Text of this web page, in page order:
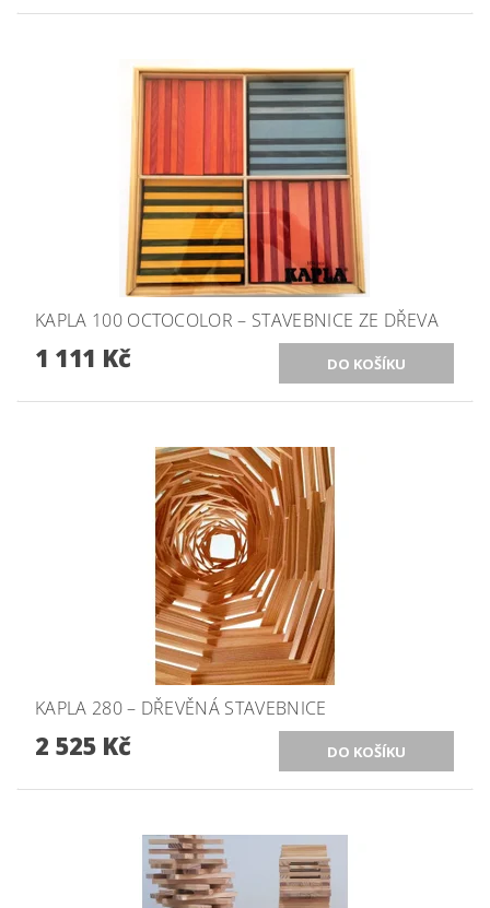
KAPLA 100 OCTOCOLOR – STAVEBNICE ZE DŘEVA
1 111 Kč
KAPLA 280 – DŘEVĚNÁ STAVEBNICE
2 525 Kč